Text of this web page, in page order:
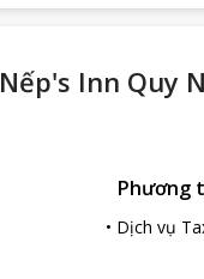
Nếp's Inn Quy
Phương
• Dịch vụ